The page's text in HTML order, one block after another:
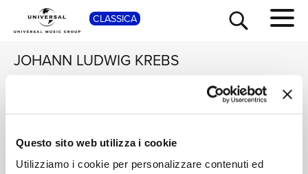
Questo sito web utilizza i cookie
Utilizziamo i cookie per personalizzare contenuti ed
CLASSICA
JOHANN LUDWIG KREBS
Hurford
2 CDS
Digitale
HEINZ HOLLIGER,
CAMERATA BERN,
Graun / Krebs /
Telemann: Oboe
Concertos
Digitale
SHOP
TOUR
NEWS